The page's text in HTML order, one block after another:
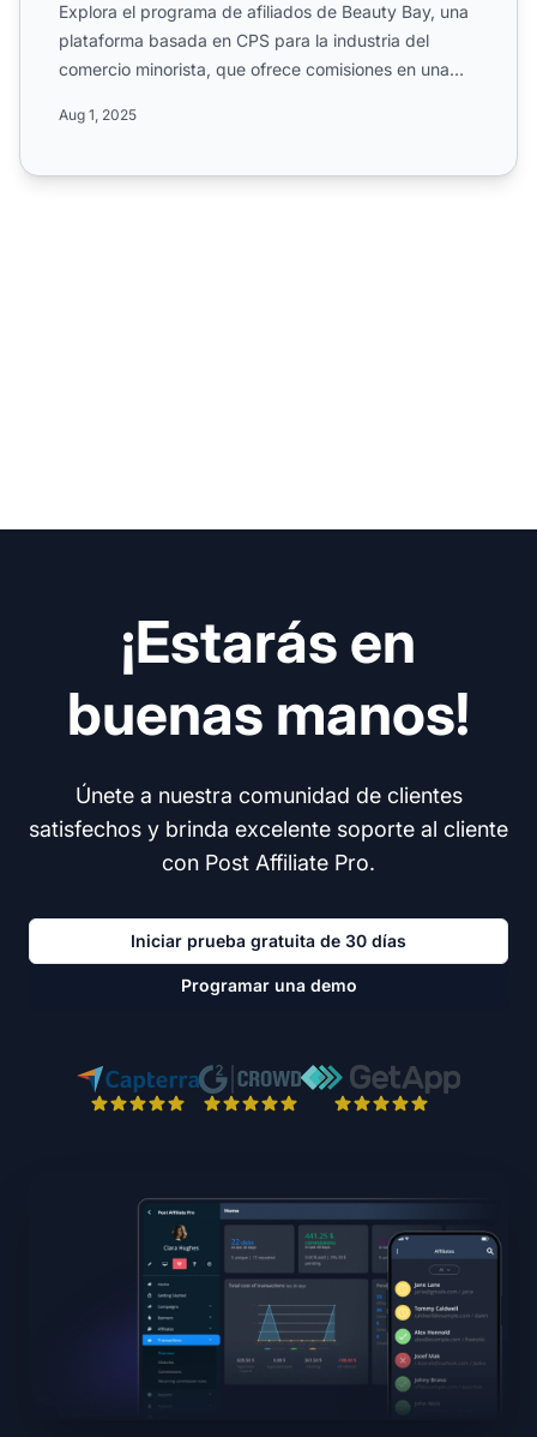
Explora el programa de afiliados de Beauty Bay, una
plataforma basada en CPS para la industria del
comercio minorista, que ofrece comisiones en una
Aug 1, 2025
¡Estarás en
buenas manos!
Únete a nuestra comunidad de clientes
satisfechos y brinda excelente soporte al cliente
con Post Affiliate Pro.
Iniciar prueba gratuita de 30 días
Programar una demo